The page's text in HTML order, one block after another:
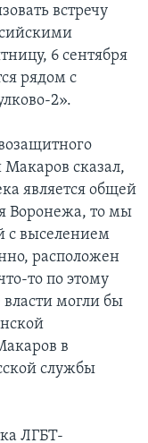
встречу
6 сентября
рядом с
2».
сказал,
является общей
Воронежа, то мы
с выселением
расположен
то по этому
власти могли бы
в
службы
ЛГБТ-